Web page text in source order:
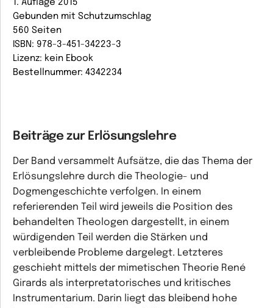
1. Auflage 2015
Gebunden mit Schutzumschlag
560 Seiten
ISBN: 978-3-451-34223-3
Lizenz: kein Ebook
Bestellnummer: 4342234
Beiträge zur Erlösungslehre
Der Band versammelt Aufsätze, die das Thema der
Erlösungslehre durch die Theologie- und
Dogmengeschichte verfolgen. In einem
referierenden Teil wird jeweils die Position des
behandelten Theologen dargestellt, in einem
würdigenden Teil werden die Stärken und
verbleibende Probleme dargelegt. Letzteres
geschieht mittels der mimetischen Theorie René
Girards als interpretatorisches und kritisches
Instrumentarium. Darin liegt das bleibend hohe